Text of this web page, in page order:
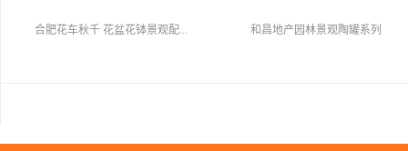
合肥花车秋千 花盆花钵景观配... 和昌地产园林景观陶罐系列